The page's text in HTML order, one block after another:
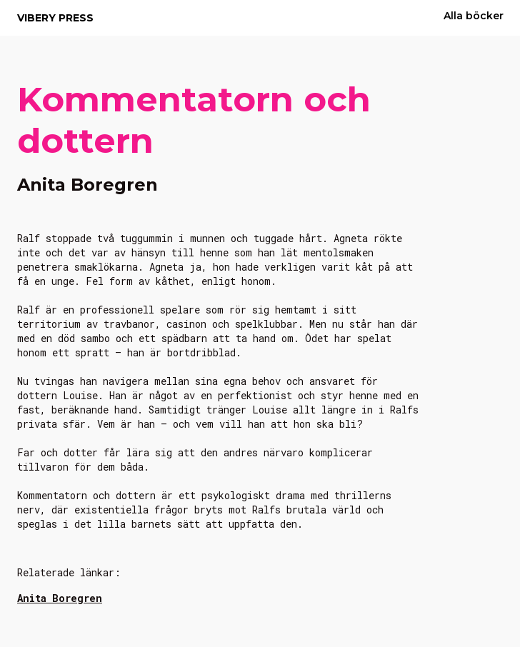
VIBERY PRESS Alla böcker
Kommentatorn och
dottern
Anita Boregren
Ralf stoppade två tuggummin i munnen och tuggade hårt. Agneta rökte
inte och det var av hänsyn till henne som han lät mentolsmaken
penetrera smaklökarna. Agneta ja, hon hade verkligen varit kåt på att
få en unge. Fel form av kåthet, enligt honom.
Ralf är en professionell spelare som rör sig hemtamt i sitt
territorium av travbanor, casinon och spelklubbar. Men nu står han där
med en död sambo och ett spädbarn att ta hand om. Ödet har spelat
honom ett spratt – han är bortdribblad.
Nu tvingas han navigera mellan sina egna behov och ansvaret för
dottern Louise. Han är något av en perfektionist och styr henne med en
fast, beräknande hand. Samtidigt tränger Louise allt längre in i Ralfs
privata sfär. Vem är han – och vem vill han att hon ska bli?
Far och dotter får lära sig att den andres närvaro komplicerar
tillvaron för dem båda.
Kommentatorn och dottern är ett psykologiskt drama med thrillerns
nerv, där existentiella frågor bryts mot Ralfs brutala värld och
speglas i det lilla barnets sätt att uppfatta den.
Relaterade länkar:
Anita Boregren